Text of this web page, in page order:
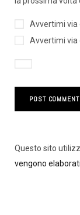
Avvertimi via
Avvertimi via
Questo sito
vengono